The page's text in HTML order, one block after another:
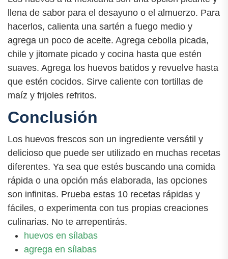
llena de sabor para el desayuno o el almuerzo. Para
hacerlos, calienta una sartén a fuego medio y
agrega un poco de aceite. Agrega cebolla picada,
chile y jitomate picado y cocina hasta que estén
suaves. Agrega los huevos batidos y revuelve hasta
que estén cocidos. Sirve caliente con tortillas de
maíz y frijoles refritos.
Conclusión
Los huevos frescos son un ingrediente versátil y
delicioso que puede ser utilizado en muchas recetas
diferentes. Ya sea que estés buscando una comida
rápida o una opción más elaborada, las opciones
son infinitas. Prueba estas 10 recetas rápidas y
fáciles, o experimenta con tus propias creaciones
culinarias. No te arrepentirás.
huevos en sílabas
agrega en sílabas